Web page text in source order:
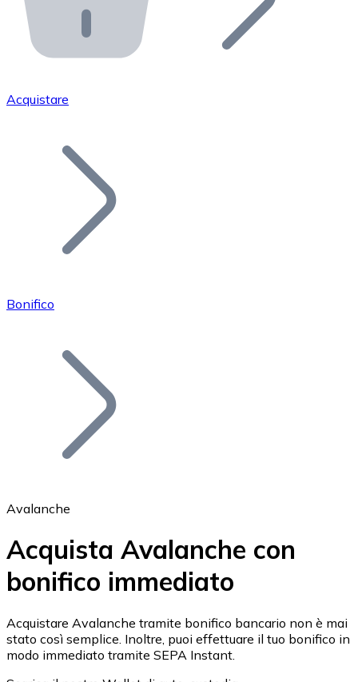
API Bitnovo
Integra la nostra API nel tuo ecosistema.
Unisciti alla nostra rete di rivenditori e
Aggiungi il token del tuo progetto al nostro servizio di
Bitcoin
Ethereum
ETH
Acquistare
Bonifico
Avalanche
Acquista Avalanche con
bonifico immediato
Acquistare Avalanche tramite bonifico bancario non è mai
stato così semplice. Inoltre, puoi effettuare il tuo bonifico in
modo immediato tramite SEPA Instant.